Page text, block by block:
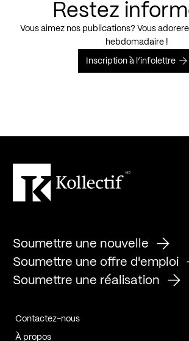
Restez
Vous aimez nos publications? Vous
hebdomadaire !
Inscription à l’infolettre
Soumettre une nouvelle
Soumettre une offre d'emploi
Soumettre une réalisation
Contactez-nous
À propos